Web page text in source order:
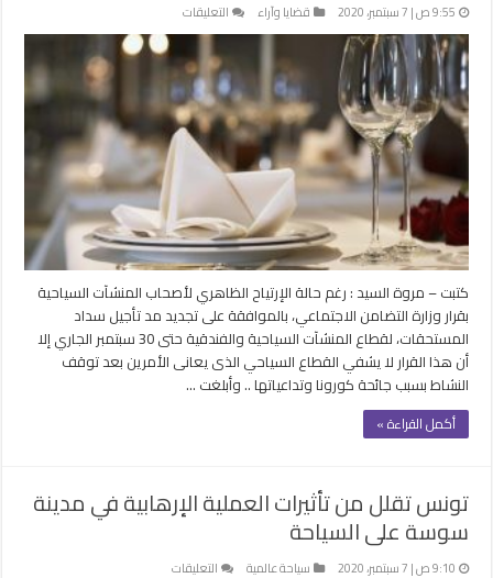
9:55 ص | 7 سبتمبر، 2020 قضايا وآراء التعليقات
أزمة
الرسوم
والمستحقات
تخنق
المنشآت
السياحية
وإرتياح
ظاهري
لقرار
التأمينات
مغلقة
كتبت – مروة السيد : رغم حالة الإرتياح الظاهري لأصحاب المنشآت السياحية
بقرار وزارة التضامن الاجتماعي، بالموافقة على تجديد مد تأجيل سداد
المستحقات، لقطاع المنشآت السياحية والفندقية حتى 30 سبتمبر الجاري إلا
أن هذا القرار لا يشفي القطاع السياحي الذى يعانى الأمرين بعد توقف
النشاط بسبب جائحة كورونا وتداعياتها .. وأبلغت …
أكمل القراءة »
تونس تقلل من تأثيرات العملية الإرهابية في مدينة
سوسة على السياحة
9:10 ص | 7 سبتمبر، 2020 سياحة عالمية التعليقات